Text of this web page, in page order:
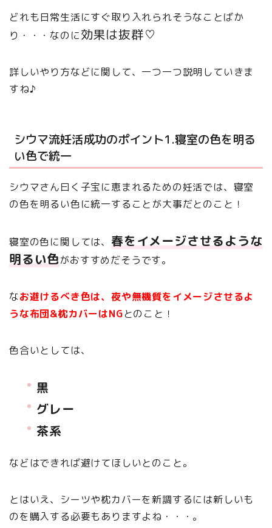
どれも日常生活にすぐ取り入れられそうなことばか
り・・・なのに効果は抜群♡
詳しいやり方などに関して、一つ一つ説明していきま
すね♪
シウマ流妊活成功のポイント1.寝室の色を明る
い色で統一
シウマさん曰く子宝に恵まれるための妊活では、寝室
の色を明るい色に統一することが大事だとのこと！
寝室の色に関しては、 春をイメージさせるような
明るい色がおすすめだそうです。
なお避けるべき色は、夜や無機質をイメージさせるよ
うな布団&枕カバーはNGとのこと！
色合いとしては、
黒
グレー
茶系
などはできれば避けてほしいとのこと。
とはいえ、シーツや枕カバーを新調するには新しいも
のを購入する必要もありますよね・・・。